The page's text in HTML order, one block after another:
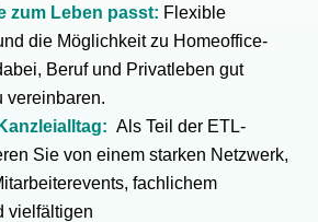
zum Leben passt: Flexible
die Möglichkeit zu Homeoffice-
Beruf und Privatleben gut
vereinbaren.
Als Teil der ETL-
Sie von einem starken Netzwerk,
fachlichem
vielfältigen